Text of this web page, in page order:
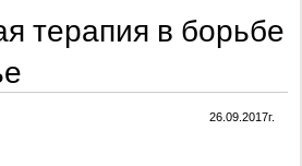
терапия в борьбе
26.09.2017г.